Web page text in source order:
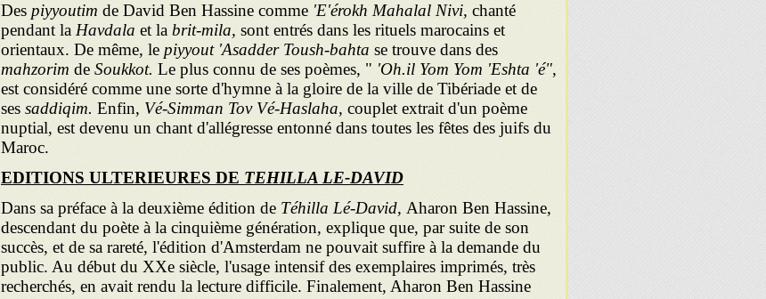
Des piyyoutim de David Ben Hassine comme 'E'érokh Mahalal Nivi, chanté
pendant la Havdala et la brit-mila, sont entrés dans les rituels marocains et
orientaux. De même, le piyyout 'Asadder Toush-bahta se trouve dans des
mahzorim de Soukkot. Le plus connu de ses poèmes, " 'Oh.il Yom Yom 'Eshta 'é",
est considéré comme une sorte d'hymne à la gloire de la ville de Tibériade et de
ses saddiqim. Enfin, Vé-Simman Tov Vé-Haslaha, couplet extrait d'un poème
nuptial, est devenu un chant d'allégresse entonné dans toutes les fêtes des juifs du
Maroc.
EDITIONS ULTERIEURES DE TEHILLA LE-DAVID
Dans sa préface à la deuxième édition de Téhilla Lé-David, Aharon Ben Hassine,
descendant du poète à la cinquième génération, explique que, par suite de son
succès, et de sa rareté, l'édition d'Amsterdam ne pouvait suffire à la demande du
public. Au début du XXe siècle, l'usage intensif des exemplaires imprimés, très
recherchés, en avait rendu la lecture difficile. Finalement, Aharon Ben Hassine